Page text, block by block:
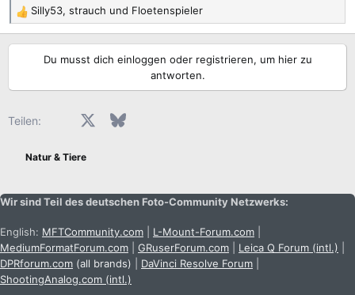
R
e
a
n
Silly53, strauch und Floetenspieler
Du musst dich einloggen oder registrieren, um hier zu
antworten.
Teilen: FacebookX (Twitter)Bluesky
Natur & Tiere
Wir sind Teil des deutschen Foto-Community Netzwerks:
English: MFTCommunity.com L-Mount-Forum.com
MediumFormatForum.com
GRuserForum.com Leica Q Forum (intl.)
DPRforum.com (all brands) DaVinci Resolve Forum
ShootingAnalog.com (intl.)